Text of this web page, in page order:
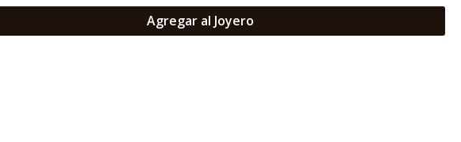
Agregar al Joyero